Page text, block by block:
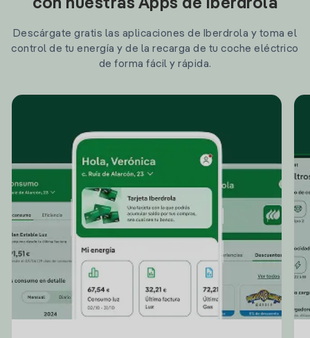
con nuestras Apps de Iberdrola
Descárgate gratis las aplicaciones de Iberdrola y toma el
control de tu energía y de la recarga de tu coche eléctrico
de forma fácil y rápida.